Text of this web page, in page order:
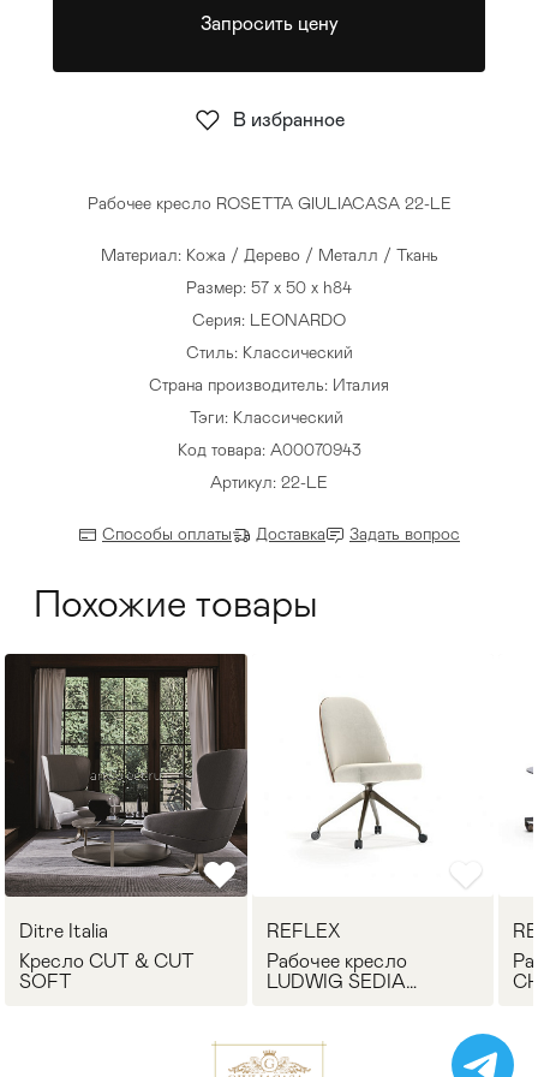
Рабочее кресло ROSETTA GIULIACASA 22-LE
Материал: Кожа / Дерево / Металл / Ткань
Размер: 57 x 50 x h84
Серия: LEONARDO
Стиль: Классический
Страна производитель: Италия
Тэги: Классический
Код товара: A00070943
Артикул: 22-LE
Способы оплаты Доставка Задать вопрос
Запросить цену
В избранное
Похожие товары
Ditre Italia
Кресло CUT & CUT
SOFT
REFLEX
Рабочее кресло
LUDWIG SEDIA